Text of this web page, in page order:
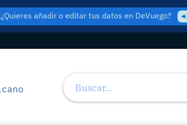
¿Quieres añadir o editar tus datos en DeVuego?